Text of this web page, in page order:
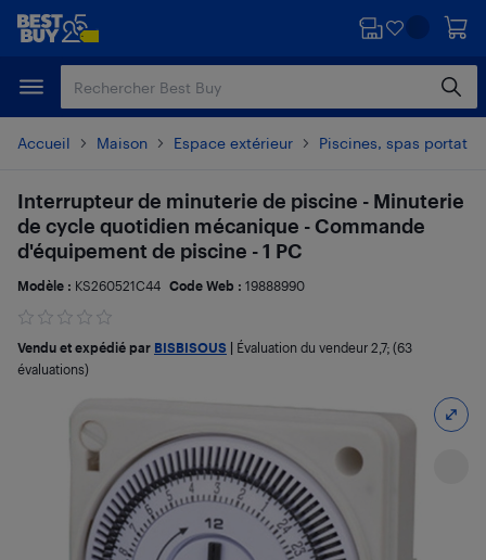
Passer
principal
Passer
Accueil Maison Espace extérieur Piscines, spas
Interrupteur de minuterie de piscine - Minuterie
de cycle quotidien mécanique - Commande
d'équipement de piscine - 1 PC
Modèle : KS260521C44 Code Web : 19888990
Vendu et expédié par BISBISOUS Évaluation du vendeur 2,7; (63
évaluations)